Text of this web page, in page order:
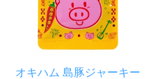
オキハム 島豚ジャーキー